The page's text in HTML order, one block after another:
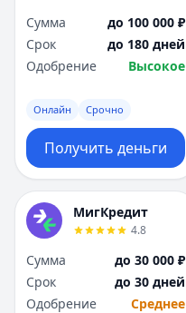
Сумма
до 100 000 ₽
Срок
до 180 дней
Одобрение
Высокое
Онлайн Срочно
Получить деньги
МигКредит
4.8
Сумма
до 30 000 ₽
Срок
до 30 дней
Одобрение
Среднее